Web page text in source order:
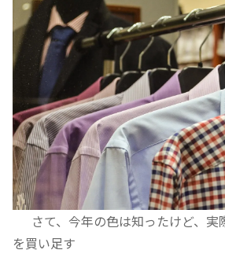
さて、今年の色は知ったけど、実
を買い足す